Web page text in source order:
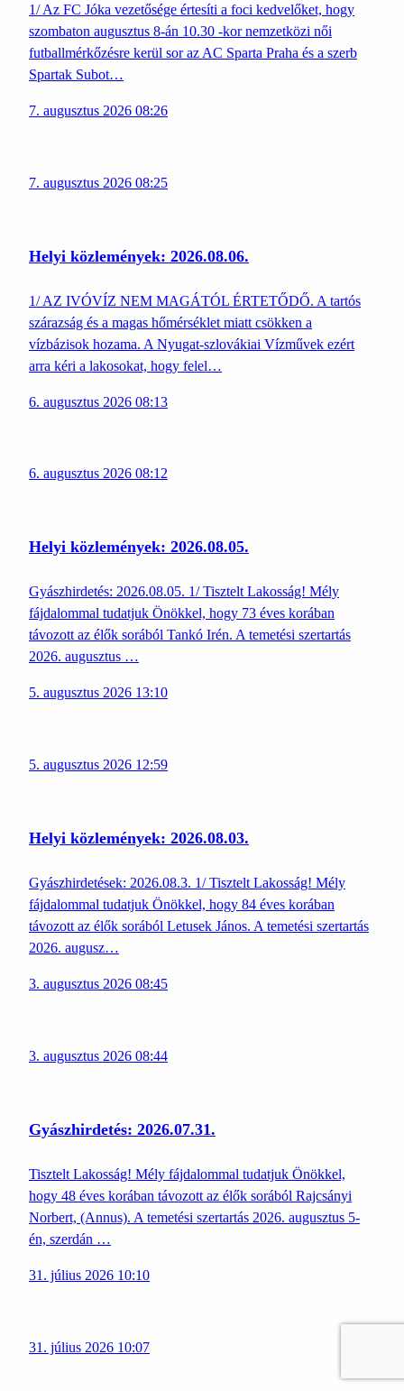
1/ Az FC Jóka vezetősége értesíti a foci kedvelőket, hogy
szombaton augusztus 8-án 10.30 -kor nemzetközi női
futballmérkőzésre kerül sor az AC Sparta Praha és a szerb
Spartak Subot…
7. augusztus 2026 08:26
7. augusztus 2026 08:25
Helyi közlemények: 2026.08.06.
1/ AZ IVÓVÍZ NEM MAGÁTÓL ÉRTETŐDŐ. A tartós
szárazság és a magas hőmérséklet miatt csökken a
vízbázisok hozama. A Nyugat-szlovákiai Vízművek ezért
arra kéri a lakosokat, hogy felel…
6. augusztus 2026 08:13
6. augusztus 2026 08:12
Helyi közlemények: 2026.08.05.
Gyászhirdetés: 2026.08.05. 1/ Tisztelt Lakosság! Mély
fájdalommal tudatjuk Önökkel, hogy 73 éves korában
távozott az élők sorából Tankó Irén. A temetési szertartás
2026. augusztus …
5. augusztus 2026 13:10
5. augusztus 2026 12:59
Helyi közlemények: 2026.08.03.
Gyászhirdetések: 2026.08.3. 1/ Tisztelt Lakosság! Mély
fájdalommal tudatjuk Önökkel, hogy 84 éves korában
távozott az élők sorából Letusek János. A temetési szertartás
2026. augusz…
3. augusztus 2026 08:45
3. augusztus 2026 08:44
Gyászhirdetés: 2026.07.31.
Tisztelt Lakosság! Mély fájdalommal tudatjuk Önökkel,
hogy 48 éves korában távozott az élők sorából Rajcsányi
Norbert, (Annus). A temetési szertartás 2026. augusztus 5-
én, szerdán …
31. július 2026 10:10
31. július 2026 10:07